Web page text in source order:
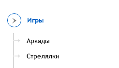
Игры
Аркады
Стрелялки